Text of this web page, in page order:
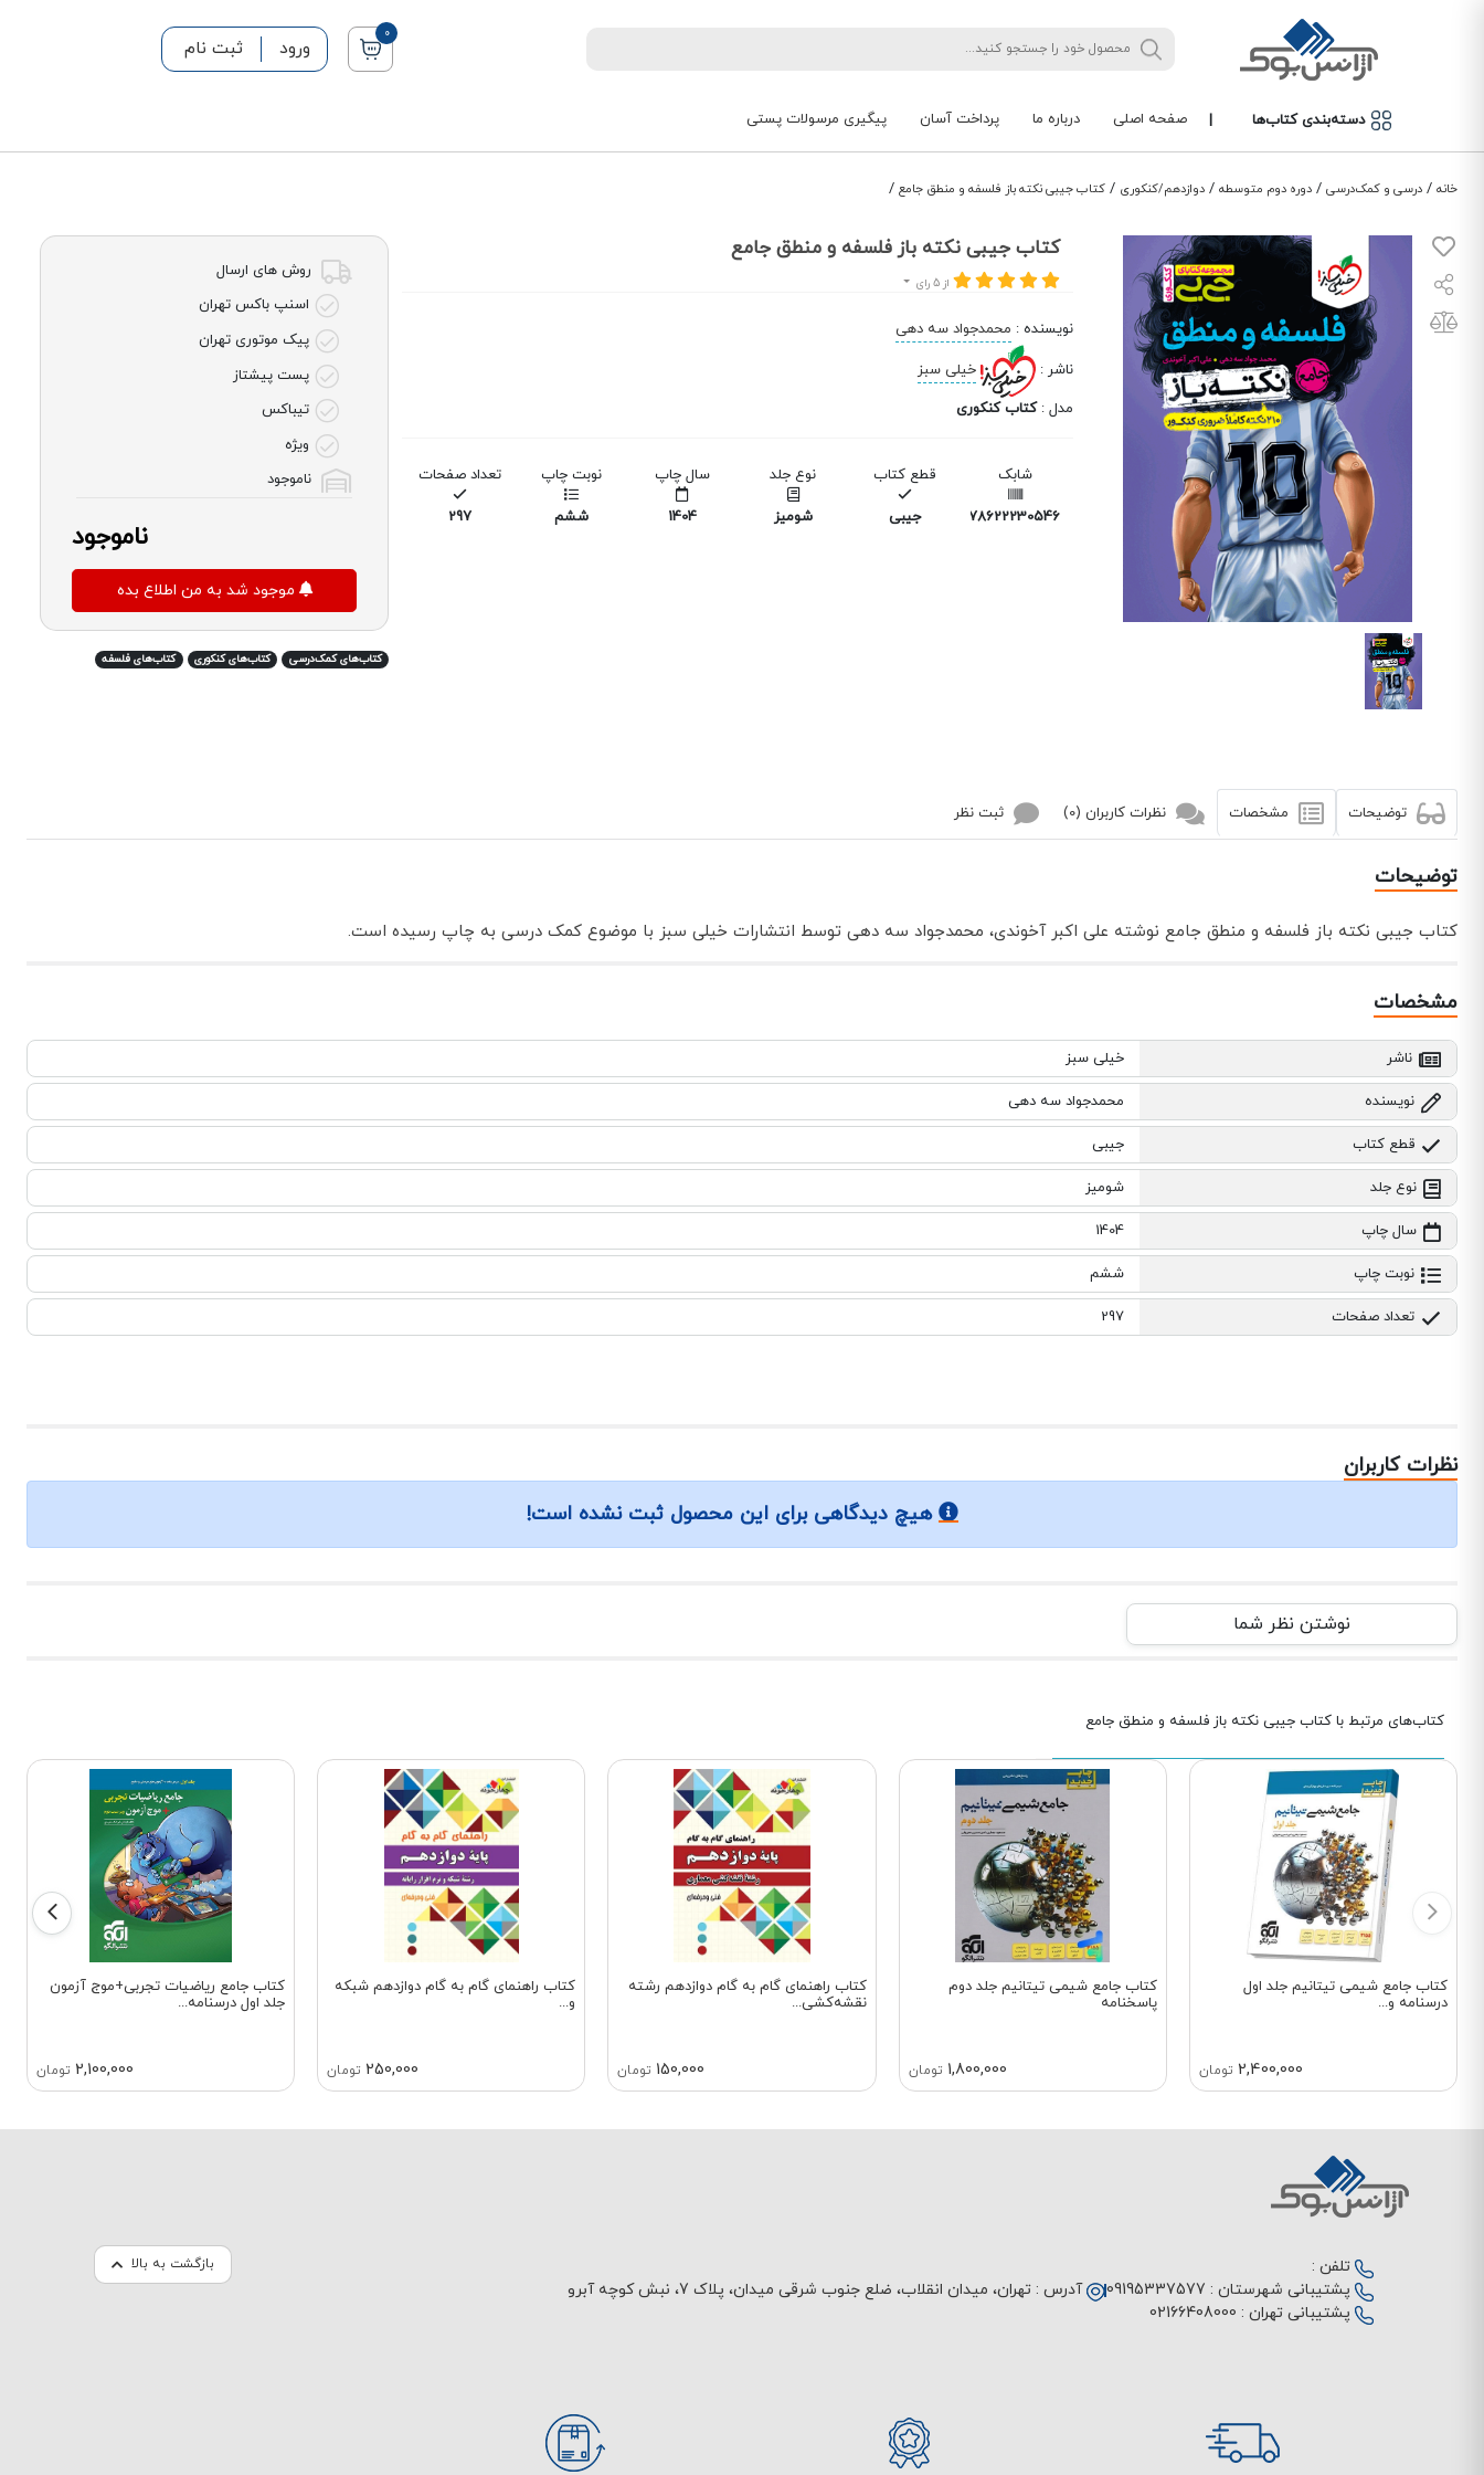
0
ورود ثبت نام
دسته‌بندی کتاب‌ها | صفحه اصلی درباره ما پرداخت آسان پیگیری مرسولات پستی
خانه / درسی و کمک‌درسی / دوره دوم متوسطه / دوازدهم/کنکوری / کتاب جیبی نکته باز فلسفه و منطق جامع /
کتاب جیبی نکته باز فلسفه و منطق جامع
از 5 رای
نویسنده : محمدجواد سه دهی
ناشر :
خیلی سبز
مدل :کتاب کنکوری
شابک
9786222305468
قطع کتاب
جیبی
نوع جلد
شومیز
سال چاپ
1404
نوبت چاپ
ششم
تعداد صفحات
297
روش های ارسال
اسنپ باکس تهران
پیک موتوری تهران
پست پیشتاز
تیباکس
ویژه
ناموجود
ناموجود
کتاب‌های کمک‌درسی کتاب‌های کنکوری کتاب‌های فلسفه
توضیحات مشخصات نظرات کاربران (0) ثبت نظر
توضیحات
کتاب جیبی نکته باز فلسفه و منطق جامع نوشته علی اکبر آخوندی، محمدجواد سه دهی توسط انتشارات خیلی سبز با موضوع کمک درسی به چاپ رسیده است.
مشخصات
ناشر خیلی سبز
نویسنده محمدجواد سه دهی
قطع کتاب جیبی
نوع جلد شومیز
سال چاپ 1404
نوبت چاپ ششم
تعداد صفحات 297
نظرات کاربران
هیچ دیدگاهی برای این محصول ثبت نشده است!
نوشتن نظر شما
کتاب‌های مرتبط با کتاب جیبی نکته باز فلسفه و منطق جامع
کتاب جامع شیمی تیتانیم جلد اول
درسنامه و...
2,400,000 تومان
کتاب جامع شیمی تیتانیم جلد دوم
پاسخنامه
1,800,000 تومان
کتاب راهنمای گام به گام دوازدهم رشته
نقشه‌کشی...
150,000 تومان
کتاب راهنمای گام به گام دوازدهم شبکه
و...
250,000 تومان
کتاب جامع ریاضیات تجربی+موج آزمون
جلد اول درسنامه...
2,100,000 تومان
بازگشت به بالا
تلفن :
پشتیبانی شهرستان : 09195337577
پشتیبانی تهران : 02166408000
آدرس : تهران، میدان انقلاب، ضلع جنوب شرقی میدان، پلاک 7، نبش کوچه آبرو